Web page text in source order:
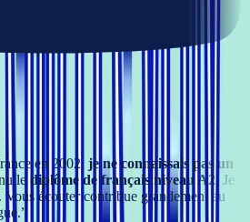
en 2002, je ne connaissais pas un
le diplôme de français niveau A2. Je
Vous écouter contribue grandement au
”